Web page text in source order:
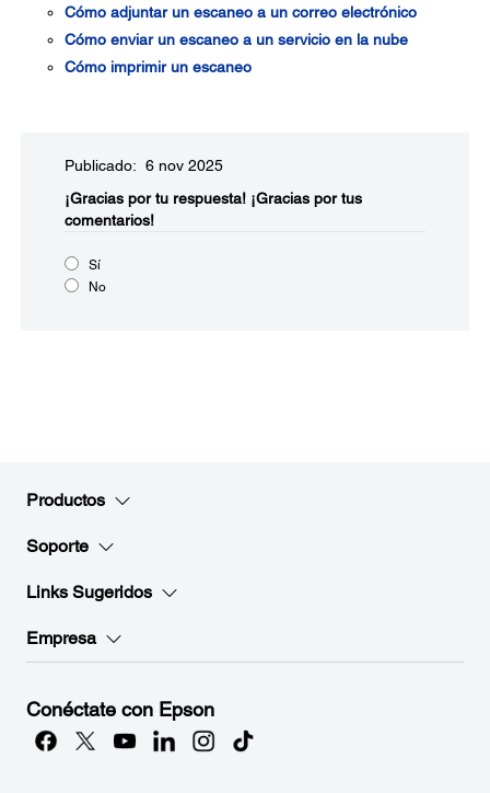
Cómo adjuntar un escaneo a un correo electrónico
Cómo enviar un escaneo a un servicio en la nube
Cómo imprimir un escaneo
Publicado: 6 nov 2025
¡Gracias por tu respuesta! ¡Gracias por tus
comentarios!
Sí
No
Productos
Soporte
Links Sugeridos
Empresa
Conéctate con Epson